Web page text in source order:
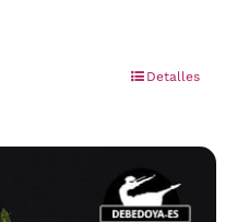
Detalles